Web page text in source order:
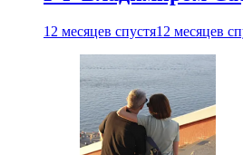
12 месяцев спустя12 месяцев